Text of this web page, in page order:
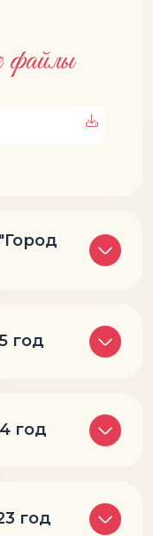
файлы
год
год
год